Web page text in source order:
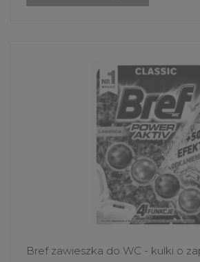
Bref zawieszka do WC - kulki o